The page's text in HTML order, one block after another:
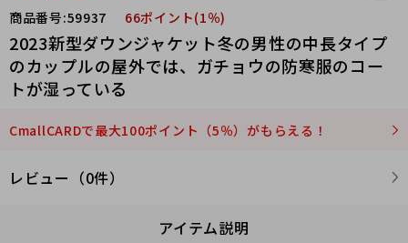
商品番号:59937 66ポイント(1％)
2023新型ダウンジャケット冬の男性の中長タイプ
のカップルの屋外では、ガチョウの防寒服のコー
トが湿っている
CmallCARDで最大100ポイント（5％）がもらえる！
レビュー（0件）
アイテム説明